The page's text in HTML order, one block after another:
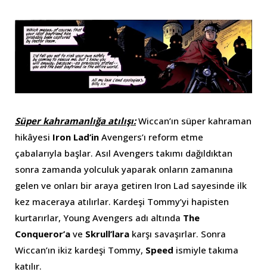
Süper kahramanlığa atılışı:Wiccan’ın süper kahraman
hikâyesi Iron Lad’in Avengers’ı reform etme
çabalarıyla başlar. Asıl Avengers takımı dağıldıktan
sonra zamanda yolculuk yaparak onların zamanına
gelen ve onları bir araya getiren Iron Lad sayesinde ilk
kez maceraya atılırlar. Kardeşi Tommy’yi hapisten
kurtarırlar, Young Avengers adı altında The
Conqueror’a ve Skrull’lara karşı savaşırlar. Sonra
Wiccan’ın ikiz kardeşi Tommy, Speed ismiyle takıma
katılır.